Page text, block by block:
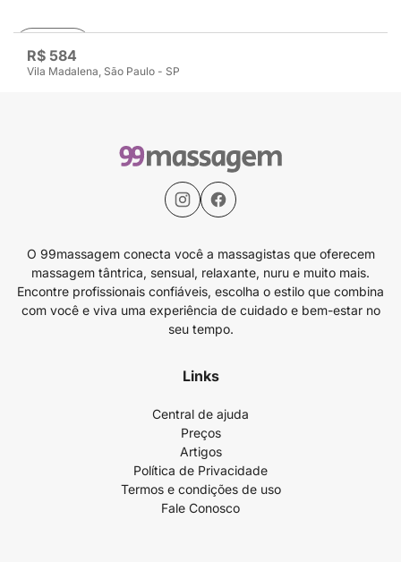
R$ 584
Vila Madalena, São Paulo - SP
Avaliar
O 99massagem conecta você a massagistas que oferecem
massagem tântrica, sensual, relaxante, nuru e muito mais.
Encontre profissionais confiáveis, escolha o estilo que combina
com você e viva uma experiência de cuidado e bem-estar no
seu tempo.
Links
Central de ajuda
Preços
Artigos
Política de Privacidade
Termos e condições de uso
Fale Conosco